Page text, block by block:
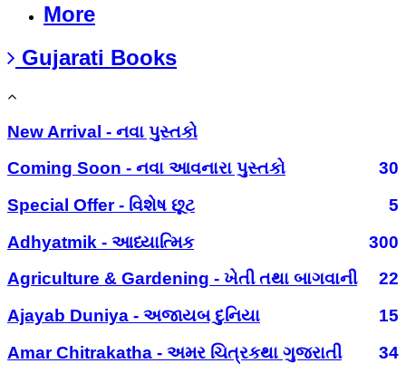
More
Gujarati Books
New Arrival - નવા પુસ્તકો
Coming Soon - નવા આવનારા પુસ્તકો
30
Special Offer - વિશેષ છૂટ
5
Adhyatmik - આધ્યાત્મિક
300
Agriculture & Gardening - ખેતી તથા બાગવાની
22
Ajayab Duniya - અજાયબ દુનિયા
15
Amar Chitrakatha - અમર ચિત્રકથા ગુજરાતી
34